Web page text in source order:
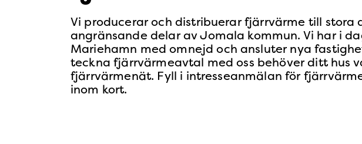
Vi producerar och distribuerar fjärrvärme till stora
angränsande delar av Jomala kommun. Vi har i
Mariehamn med omnejd och ansluter nya
teckna fjärrvärmeavtal med oss behöver ditt hus
fjärrvärmenät. Fyll i intresseanmälan för
inom kort.